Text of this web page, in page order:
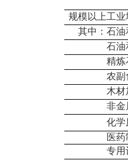
规模以上工
其中：石
石油
精炼
农副
木材
非金
化学
医
专用